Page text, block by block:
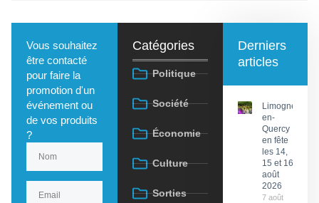
Vous souhaitez
être contacté
pour faire la
promotion d'un
événement ou
de vos produits
?
Catégories
Politique
Société
Économie
Culture
Sorties
Derniers
articles
Limogne-
en-
Quercy
en fête
les 14,
15 et 16
août
2026
7 août